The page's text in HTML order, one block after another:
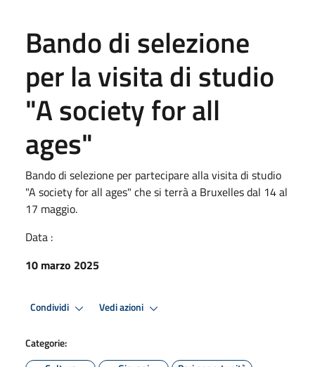
Bando di selezione
per la visita di studio
"A society for all
ages"
Bando di selezione per partecipare alla visita di studio
"A society for all ages" che si terrà a Bruxelles dal 14 al
17 maggio.
Data :
10 marzo 2025
Condividi Vedi azioni
Categorie: